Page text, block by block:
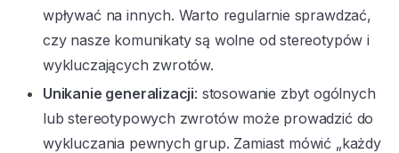
wpływać na innych. Warto regularnie sprawdzać,
czy nasze komunikaty są wolne od stereotypów i
wykluczających zwrotów.
Unikanie generalizacji: stosowanie zbyt ogólnych
lub stereotypowych zwrotów może prowadzić do
wykluczania pewnych grup. Zamiast mówić „każdy